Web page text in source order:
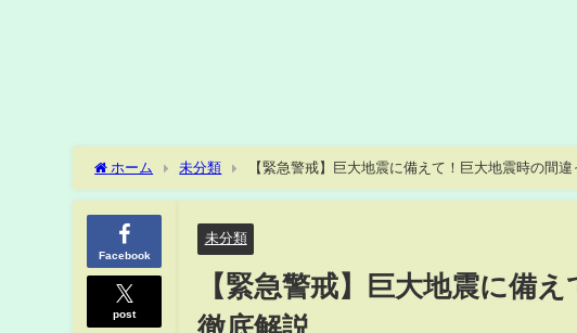
ホーム 未分類 【緊急警戒】巨大地震に備えて！巨大地震時の間違
Facebook
post
未分類
【緊急警戒】巨大地震に備